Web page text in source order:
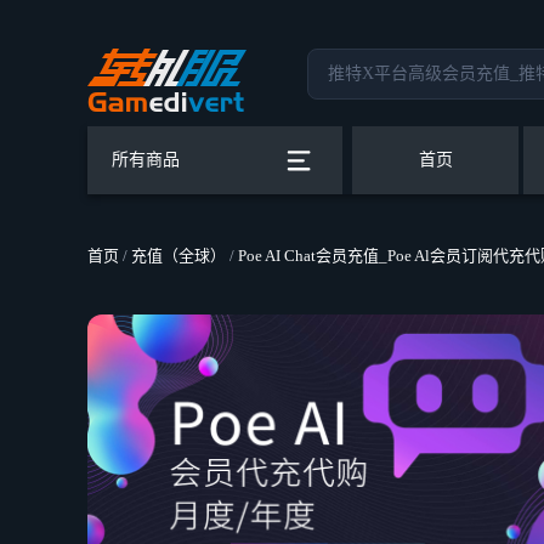
所有商品 首页
首页 / 充值（全球） / Poe AI Chat会员充值_Poe Al会员订阅代充